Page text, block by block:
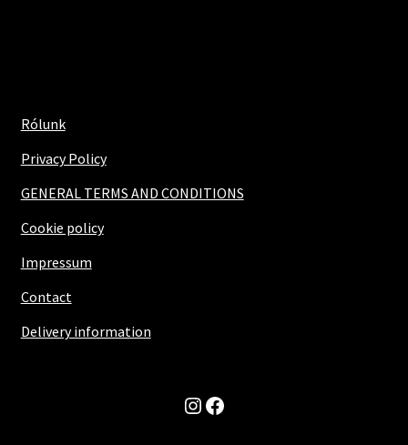
Rólunk
Privacy Policy
GENERAL TERMS AND CONDITIONS
Cookie policy
Impressum
Contact
Delivery information
Instagram
Facebook